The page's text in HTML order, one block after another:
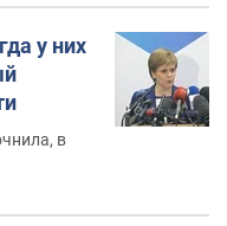
у них
в